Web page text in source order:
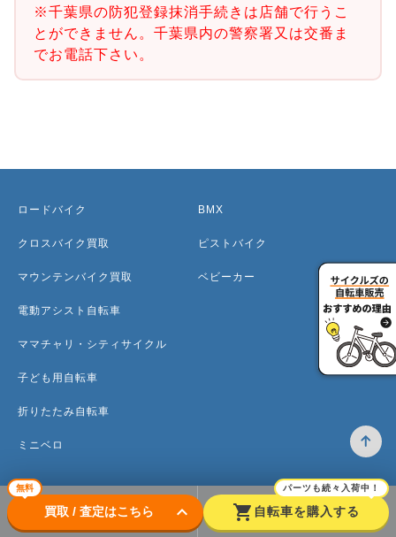
※千葉県の防犯登録抹消手続きは店舗で行うこ
とができません。千葉県内の警察署又は交番ま
でお電話下さい。
無料
買取 / 査定はこちら keyboard_arrow_down shopping_cart
パーツも続々入荷中！
自転車を購入する
ロードバイク
クロスバイク買取
マウンテンバイク買取
電動アシスト自転車
ママチャリ・シティサイクル
子ども用自転車
折りたたみ自転車
ミニベロ
BMX
ピストバイク
ベビーカー
トップ 高価買取のワケ